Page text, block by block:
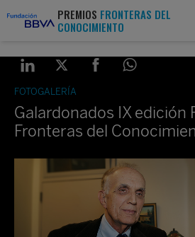
PREMIOS FRONTERAS DEL
CONOCIMIENTO
FOTOGALERÍA
Galardonados IX edición
Fronteras del